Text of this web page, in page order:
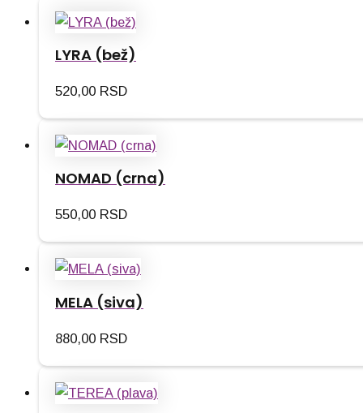
LYRA (bež)
520,00 RSD
NOMAD (crna)
550,00 RSD
MELA (siva)
880,00 RSD